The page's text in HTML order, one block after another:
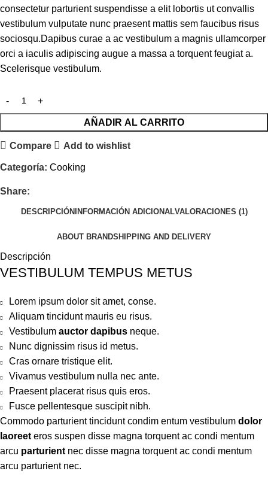
consectetur parturient suspendisse a elit lobortis ut convallis
vestibulum vulputate nunc praesent mattis sem faucibus risus
sociosqu.Dapibus curae a ac vestibulum a magnis ullamcorper
orci a iaculis adipiscing augue a massa a torquent feugiat a.
Scelerisque vestibulum.
AÑADIR AL CARRITO
Compare Add to wishlist
Categoría: Cooking
Share:
DESCRIPCIÓN INFORMACIÓN ADICIONALVALORACIONES (1)
ABOUT BRANDSHIPPING AND DELIVERY
Descripción
VESTIBULUM TEMPUS METUS
Lorem ipsum dolor sit amet, conse.
Aliquam tincidunt mauris eu risus.
Vestibulum auctor dapibus neque.
Nunc dignissim risus id metus.
Cras ornare tristique elit.
Vivamus vestibulum nulla nec ante.
Praesent placerat risus quis eros.
Fusce pellentesque suscipit nibh.
Commodo parturient tincidunt condim entum vestibulum dolor
laoreet eros suspen disse magna torquent ac condi mentum
arcu parturient nec disse magna torquent ac condi mentum
arcu parturient nec.